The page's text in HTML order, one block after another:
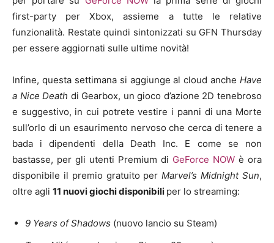
first-party per Xbox, assieme a tutte le relative
funzionalità. Restate quindi sintonizzati su GFN Thursday
per essere aggiornati sulle ultime novità!
Infine, questa settimana si aggiunge al cloud anche Have
a Nice Death di Gearbox, un gioco d’azione 2D tenebroso
e suggestivo, in cui potrete vestire i panni di una Morte
sull’orlo di un esaurimento nervoso che cerca di tenere a
bada i dipendenti della Death Inc. E come se non
bastasse, per gli utenti Premium di GeForce NOW è ora
disponibile il premio gratuito perMarvel’s Midnight Sun,
oltre agli 11 nuovi giochi disponibili per lo streaming:
9 Years of Shadows (nuovo lancio su Steam)